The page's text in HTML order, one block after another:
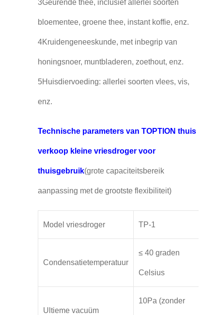
3Geurende thee, inclusief allerlei soorten
bloementee, groene thee, instant koffie, enz.
4Kruidengeneeskunde, met inbegrip van
honingsnoer, muntbladeren, zoethout, enz.
5Huisdiervoeding: allerlei soorten vlees, vis,
enz.
Technische parameters van TOPTION thuis
verkoop kleine vriesdroger voor
thuisgebruik(grote capaciteitsbereik
aanpassing met de grootste flexibiliteit)
Model vriesdroger TP-1
Condensatietemperatuur
≤ 40 graden
Celsius
Ultieme vacuüm
10Pa (zonder